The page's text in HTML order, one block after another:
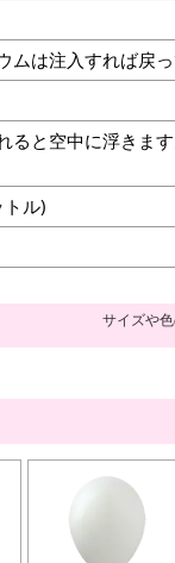
ムは注入すれば戻
ると空中に浮きま
ル)
サイズや